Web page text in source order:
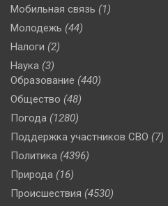
Мобильная связь (1)
Молодежь (44)
Налоги (2)
Наука (3)
Образование (440)
Общество (48)
Погода (1280)
Поддержка участников СВО (7)
Политика (4396)
Природа (16)
Происшествия (4530)